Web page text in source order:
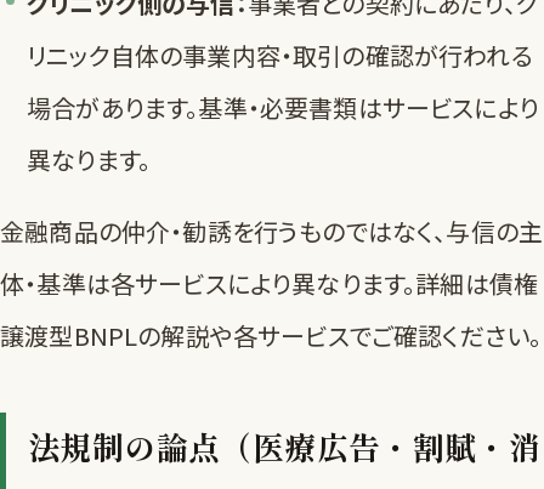
リニック自体の事業内容・取引の確認が行われる
場合があります。基準・必要書類はサービスにより
異なります。
金融商品の仲介・勧誘を行うものではなく、与信の主
体・基準は各サービスにより異なります。詳細は債権
譲渡型BNPLの解説や各サービスでご確認ください。
法規制の論点（医療広告・割賦・消